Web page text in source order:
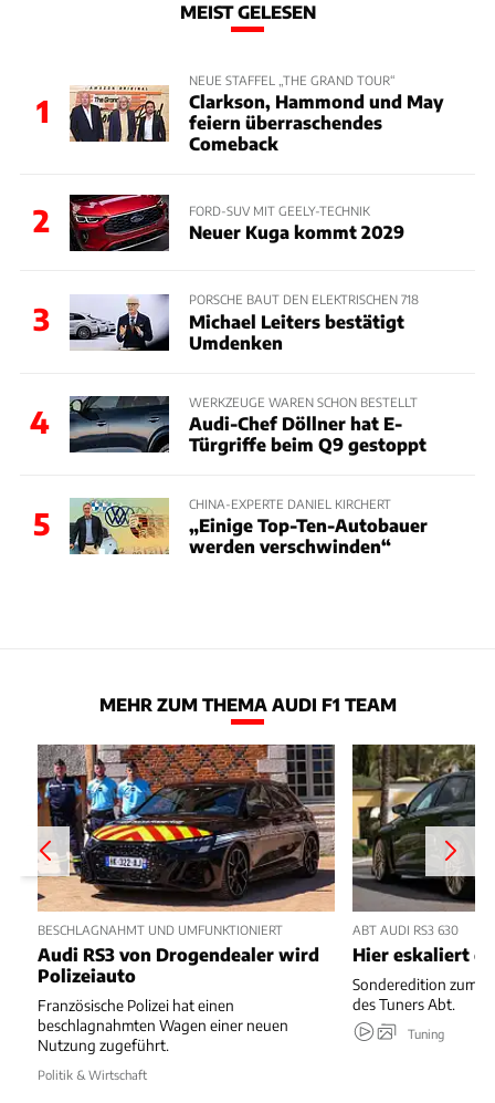
MEIST GELESEN
1
NEUE STAFFEL „THE GRAND TOUR“
Clarkson, Hammond und May
feiern überraschendes
Comeback
2 FORD-SUV MIT GEELY-TECHNIK
Neuer Kuga kommt 2029
3
PORSCHE BAUT DEN ELEKTRISCHEN 718
Michael Leiters bestätigt
Umdenken
4
WERKZEUGE WAREN SCHON BESTELLT
Audi-Chef Döllner hat E-
Türgriffe beim Q9 gestoppt
5
CHINA-EXPERTE DANIEL KIRCHERT
„Einige Top-Ten-Autobauer
werden verschwinden“
MEHR ZUM THEMA AUDI F1 TEAM
BESCHLAGNAHMT UND UMFUNKTIONIERT
Audi RS3 von Drogendealer wird
Polizeiauto
Französische Polizei hat einen
beschlagnahmten Wagen einer neuen
Nutzung zugeführt.
Politik & Wirtschaft
ABT AUDI RS3 630
Hier eskaliert
Sonderedition zum
des Tuners Abt.
Tuning